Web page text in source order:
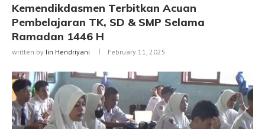
Kemendikdasmen Terbitkan Acuan
Pembelajaran TK, SD & SMP Selama
Ramadan 1446 H
written by Iin Hendriyani February 11, 2025